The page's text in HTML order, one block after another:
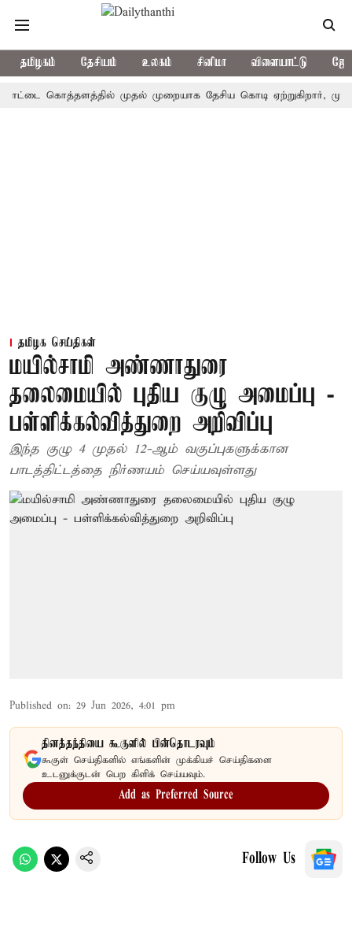
தமிழகம் தேசியம் உலகம் சினிமா விளையாட்டு
கொத்தளத்தில் முதல் முறையாக தேசிய கொடி ஏற்றுகிறார், முதல்-
தமிழக செய்திகள்
மயில்சாமி அண்ணாதுரை
தலைமையில் புதிய குழு அமைப்பு -
பள்ளிக்கல்வித்துறை அறிவிப்பு
இந்த குழு 4 முதல் 12-ஆம் வகுப்புகளுக்கான
பாடத்திட்டத்தை நிர்ணயம் செய்யவுள்ளது
Published on: 29 Jun 2026, 4:01 pm
தினத்தந்தியை கூகுளில் பின்தொடரவும்
கூகுள் செய்திகளில் எங்களின் முக்கியச் செய்திகளை
உடனுக்குடன் பெற கிளிக் செய்யவும்.
Add as Preferred Source
Follow Us